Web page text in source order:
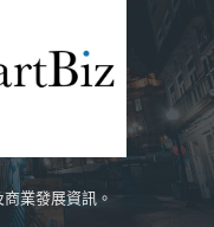
業發展資訊。